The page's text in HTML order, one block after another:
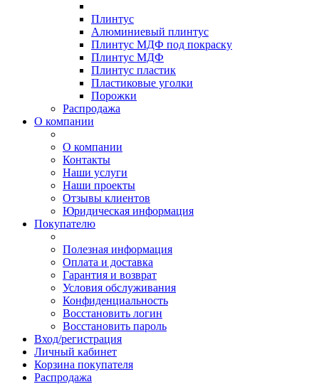
Плинтус
Алюминиевый плинтус
Плинтус МДФ под покраску
Плинтус МДФ
Плинтус пластик
Пластиковые уголки
Порожки
Распродажа
О компании
О компании
Контакты
Наши услуги
Наши проекты
Отзывы клиентов
Юридическая информация
Покупателю
Полезная информация
Оплата и доставка
Гарантия и возврат
Условия обслуживания
Конфиденциальность
Восстановить логин
Восстановить пароль
Вход/регистрация
Личный кабинет
Корзина покупателя
Распродажа